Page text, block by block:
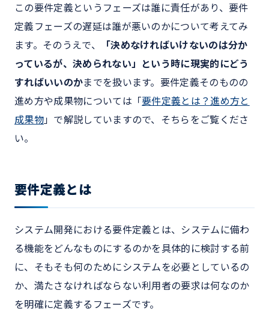
この要件定義というフェーズは誰に責任があり、要件
定義フェーズの遅延は誰が悪いのかについて考えてみ
ます。そのうえで、
「決めなければいけないのは分か
っているが、決められない」という時に現実的にどう
すればいいのかまでを扱います。要件定義そのものの
進め方や成果物については「要件定義とは？進め方と
成果物」で解説していますので、そちらをご覧くださ
い。
要件定義とは
システム開発における要件定義とは、システムに備わ
る機能をどんなものにするのかを具体的に検討する前
に、そもそも何のためにシステムを必要としているの
か、満たさなければならない利用者の要求は何なのか
を明確に定義するフェーズです。